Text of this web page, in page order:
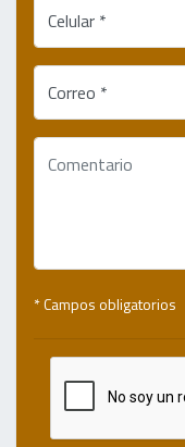
Celular *
Correo *
* Campos obligatorios